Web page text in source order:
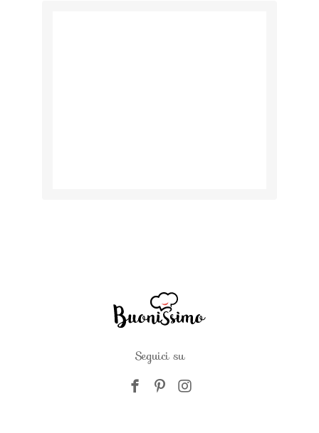
Seguici su